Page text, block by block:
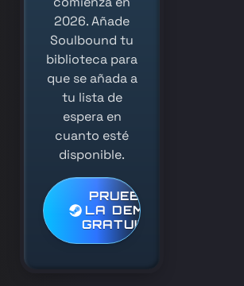
2026. Añade
Soulbound tu
biblioteca para
que se añada a
tu lista de
espera en
cuanto esté
disponible.
PRUEBA
LA DEMO
GRATUITA